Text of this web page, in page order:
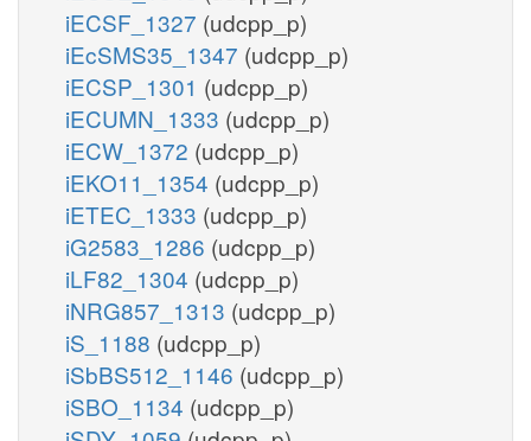
iECSF_1327 (udcpp_p)
iEcSMS35_1347 (udcpp_p)
iECSP_1301 (udcpp_p)
iECUMN_1333 (udcpp_p)
iECW_1372 (udcpp_p)
iEKO11_1354 (udcpp_p)
iETEC_1333 (udcpp_p)
iG2583_1286 (udcpp_p)
iLF82_1304 (udcpp_p)
iNRG857_1313 (udcpp_p)
iS_1188 (udcpp_p)
iSbBS512_1146 (udcpp_p)
iSBO_1134 (udcpp_p)